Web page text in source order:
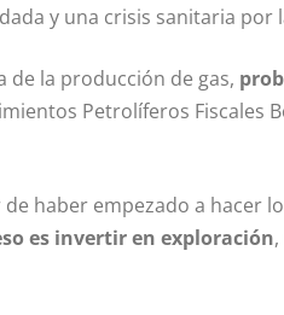
y una crisis sanitaria por
de la producción de gas,
Petrolíferos Fiscales
haber empezado a hacer
es invertir en exploración